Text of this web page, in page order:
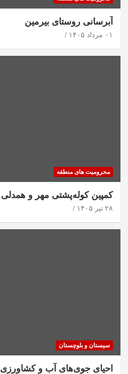
آبرسانی روستای بیرمین
۰۱ مرداد ۱۴۰۵
محرومیت های منطقه
کمپین کوله‌پشتی مهر و همدلی
۲۸ تیر ۱۴۰۵
سیستان و بلوچستان
احیای جوی‌های آب و کشاورزی